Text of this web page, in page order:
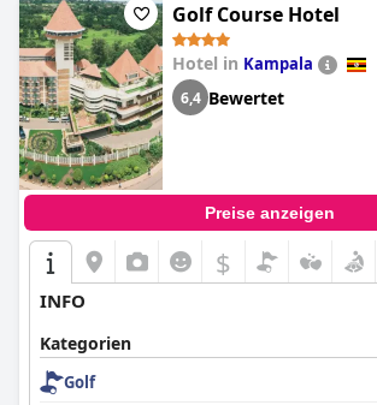
Golf Course Hotel
Hotel in Kampala
6,4 Bewertet
Preise anzeigen
$
INFO
Kategorien
Golf